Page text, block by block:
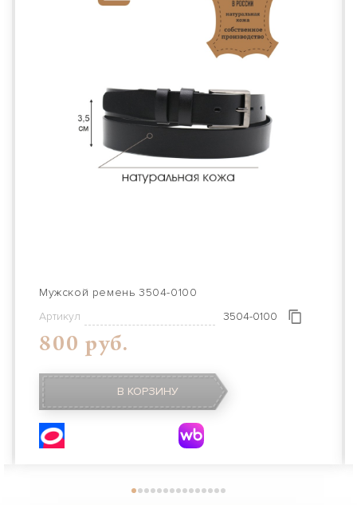
Мужской ремень 3504-0100
Артикул
3504-0100
800 руб.
В КОРЗИНУ